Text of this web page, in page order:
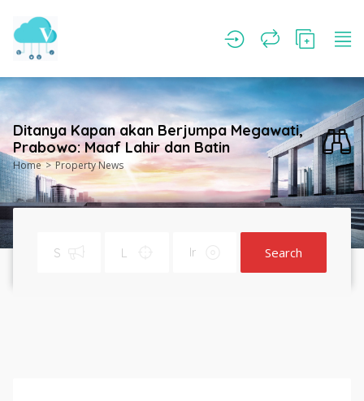
Ditanya Kapan akan Berjumpa Megawati,
Prabowo: Maaf Lahir dan Batin
Home Property News
Search